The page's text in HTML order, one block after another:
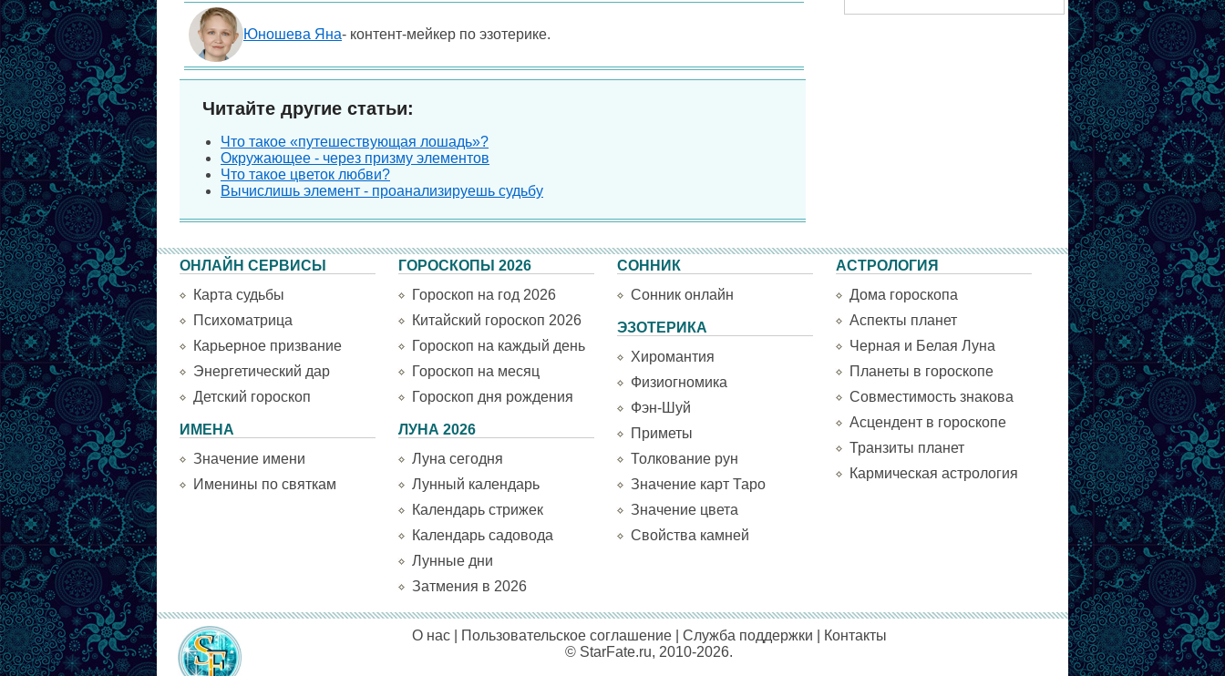
Юношева Яна- контент-мейкер по эзотерике.
Читайте другие статьи:
Что такое «путешествующая лошадь»?
Окружающее - через призму элементов
Что такое цветок любви?
Вычислишь элемент - проанализируешь судьбу
ОНЛАЙН СЕРВИСЫ
Карта судьбы
Психоматрица
Карьерное призвание
Энергетический дар
Детский гороскоп
ИМЕНА
Значение имени
Именины по святкам
ГОРОСКОПЫ 2026
Гороскоп на год 2026
Китайский гороскоп 2026
Гороскоп на каждый день
Гороскоп на месяц
Гороскоп дня рождения
ЛУНА 2026
Луна сегодня
Лунный календарь
Календарь стрижек
Календарь садовода
Лунные дни
Затмения в 2026
СОННИК
Сонник онлайн
ЭЗОТЕРИКА
Хиромантия
Физиогномика
Фэн-Шуй
Приметы
Толкование рун
Значение карт Таро
Значение цвета
Свойства камней
АСТРОЛОГИЯ
Дома гороскопа
Аспекты планет
Черная и Белая Луна
Планеты в гороскопе
Совместимость знакова
Асцендент в гороскопе
Транзиты планет
Кармическая астрология
О нас| Пользовательское соглашение| Служба поддержки
Контакты
© StarFate.ru, 2010-2026.